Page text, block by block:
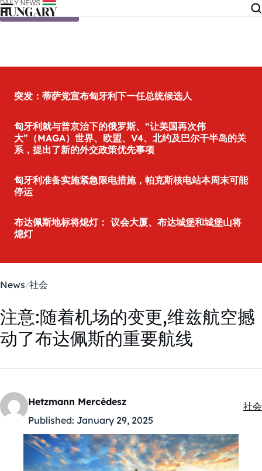
Skip to content
突发：蒂萨党宣布匈牙利下一任总统候选人
匈牙利就与普京治下的俄罗斯、“让美国再次伟
大”（MAGA）世界、欧盟、V4、北约及巴尔干半岛的关
系，提出了新的外交政策优先事项
匈牙利准备实施紧急限电措施，帕克斯核电站本周末可能
停运
布达佩斯地标将熄灯： 议会大厦、布达城堡和城堡山将
熄灯
News 社会
注意:随着机场的变更,维兹航空撼
动了布达佩斯的重要航线
Hetzmann Mercédesz
Published: January 29, 2025
社会